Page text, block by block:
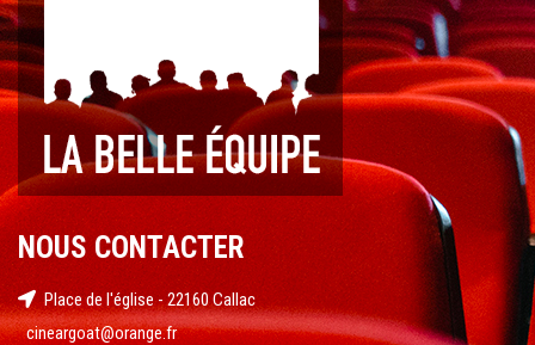
NOUS CONTACTER
Place de l'église - 22160 Callac
cineargoat@orange.fr